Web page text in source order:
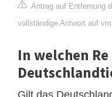
Antrag auf Entfernung
vollständige Antwort auf
In welchen
Gilt das